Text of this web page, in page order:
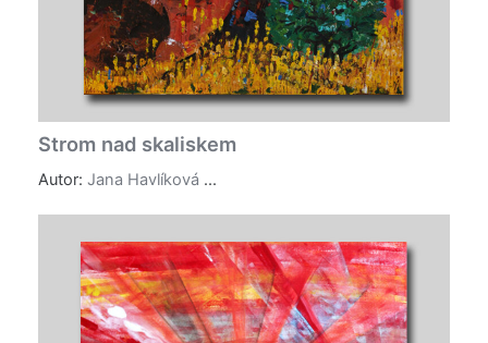
Strom nad skaliskem
Autor: Jana Havlíková ...